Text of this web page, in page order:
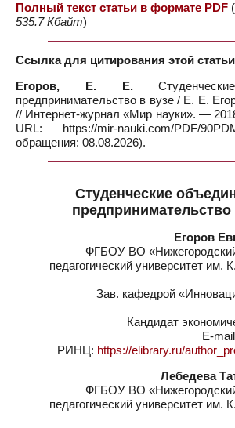
Полный текст статьи в формате PDF (
535.7 Кбайт)
Ссылка для цитирования этой
Егоров, Е. Е.
предпринимательство в вузе / Е. Е.
// Интернет-журнал «Мир науки». —
URL: https://mir-nauki.com/PDF/
обращения: 08.08.2026).
Студенческие
предпринимательство
Егоров
ФГБОУ ВО
педагогический университет
Зав. кафедрой
Кандидат
E-
РИНЦ: https://elibrary.ru/
Лебедева
ФГБОУ ВО
педагогический университет